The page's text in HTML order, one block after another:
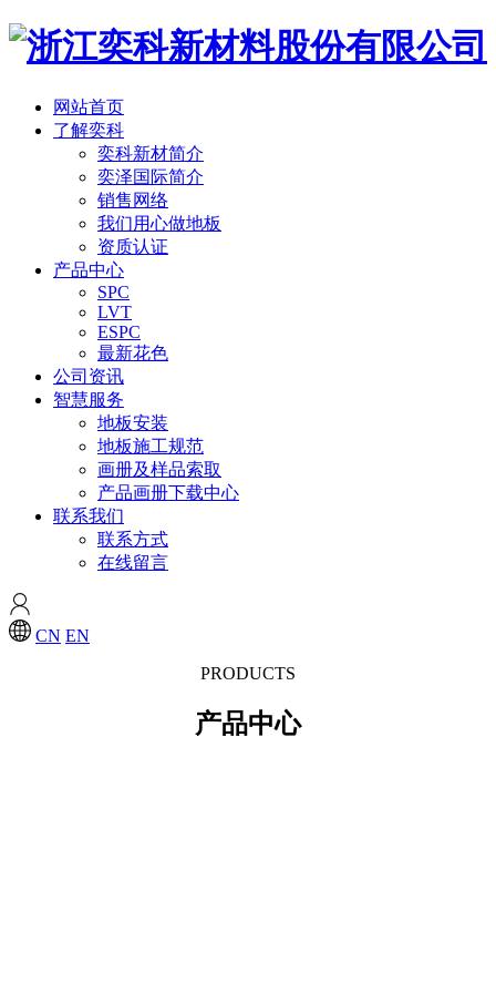
网站首页
了解奕科
奕科新材简介
奕泽国际简介
销售网络
我们用心做地板
资质认证
产品中心
SPC
LVT
ESPC
最新花色
公司资讯
智慧服务
地板安装
地板施工规范
画册及样品索取
产品画册下载中心
联系我们
联系方式
在线留言
CN EN
PRODUCTS
产品中心